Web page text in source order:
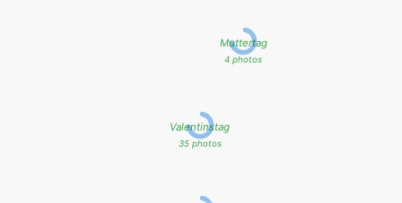
Muttertag
4 photos
Valentinstag
35 photos